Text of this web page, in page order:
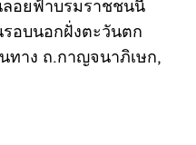
ลอยฟ้าบรมราชชนนี
อบนอกฝั่งตะวันตก
ทาง ถ.กาญจนาภิเษก,